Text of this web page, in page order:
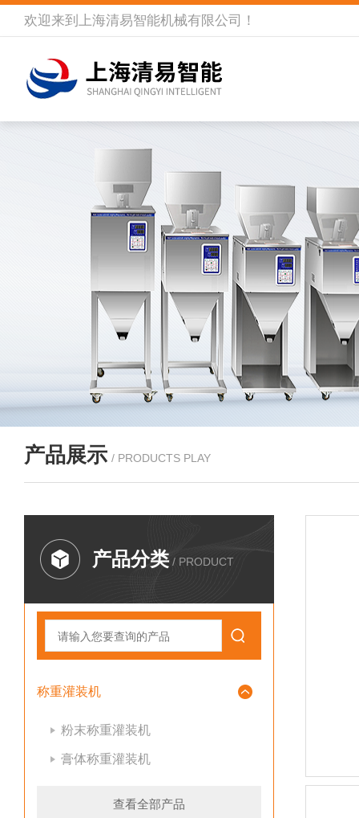
欢迎来到 上海清易智能机械有限公司 ！
产品展示 / PRODUCTS PLAY
产品分类 / PRODUCT
称重灌装机
粉末称重灌装机
膏体称重灌装机
查看全部产品